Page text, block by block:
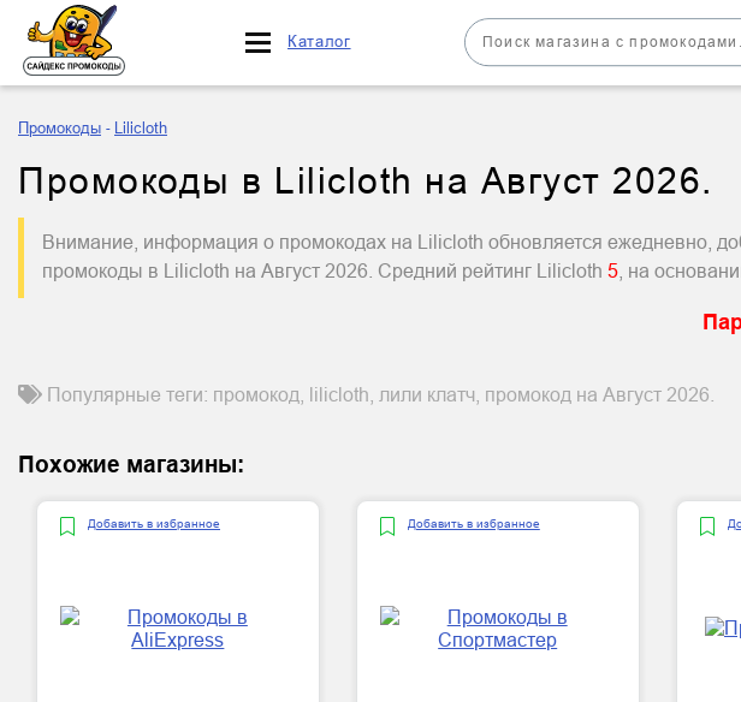
Промокоды Lilicloth
Промокоды в Lilicloth на Август 2026.
Внимание, информация о промокодах на Lilicloth обновляется ежедневно,
промокоды в Lilicloth на Август 2026. Средний рейтинг Lilicloth 5 , на
Популярные теги: промокод, lilicloth, лили клатч, промокод на Август 2026.
Похожие магазины:
Добавить в избранное Добавить в избранное
Каталог